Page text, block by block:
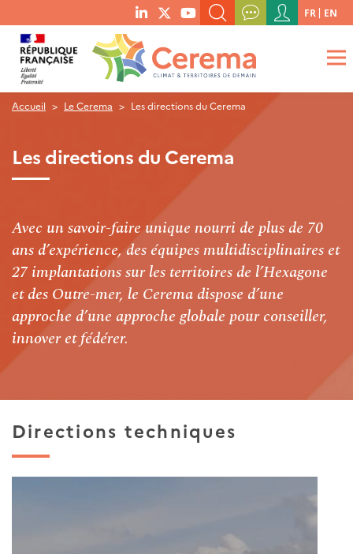
menu
social
links
RECHERCHER UN MOT-CLÉ, UNE PUBLICATION, ETC.
QUE RECHERCHEZ-VOUS ?
Menu
du
compte
de
l'utilisateur
FR EN
Accueil Le Cerema Les directions du Cerema
Les directions du Cerema
Avec un savoir-faire unique nourri de plus de 70
ans d’expérience, des équipes multidisciplinaires et
27 implantations sur les territoires de l’Hexagone
et des Outre-mer, le Cerema dispose d’une
approche d’une approche globale pour conseiller,
innover et fédérer.
Directions techniques